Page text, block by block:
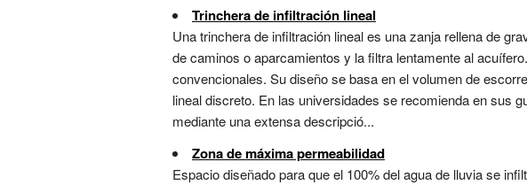
Trinchera de infiltración lineal
Una trinchera de infiltración lineal es una zanja rellena de
de caminos o aparcamientos y la filtra lentamente al
convencionales. Su diseño se basa en el volumen de
lineal discreto. En las universidades se recomienda en sus
mediante una extensa descripció...
Zona de máxima permeabilidad
Espacio diseñado para que el 100% del agua de lluvia se